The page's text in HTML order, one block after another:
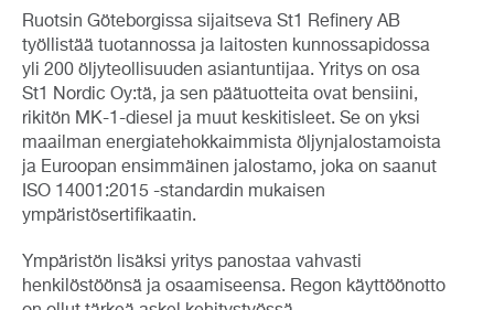
Ruotsin Göteborgissa sijaitseva St1 Refinery AB
työllistää tuotannossa ja laitosten kunnossapidossa
yli 200 öljyteollisuuden asiantuntijaa. Yritys on osa
St1 Nordic Oy:tä, ja sen päätuotteita ovat bensiini,
rikitön MK-1-diesel ja muut keskitisleet. Se on yksi
maailman energiatehokkaimmista öljynjalostamoista
ja Euroopan ensimmäinen jalostamo, joka on saanut
ISO 14001:2015 -standardin mukaisen
ympäristösertifikaatin.
Ympäristön lisäksi yritys panostaa vahvasti
henkilöstöönsä ja osaamiseensa. Regon käyttöönotto